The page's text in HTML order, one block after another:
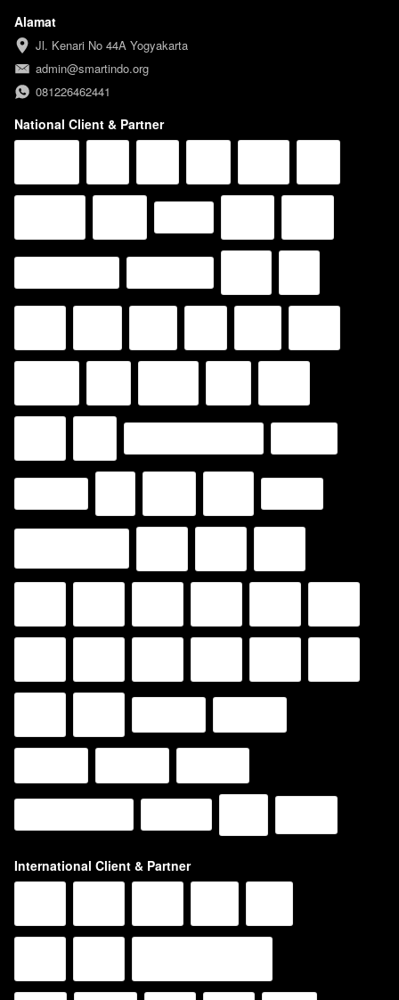
Alamat
Jl. Kenari No 44A Yogyakarta
admin@smartindo.org
081226462441
National Client & Partner
International Client & Partner